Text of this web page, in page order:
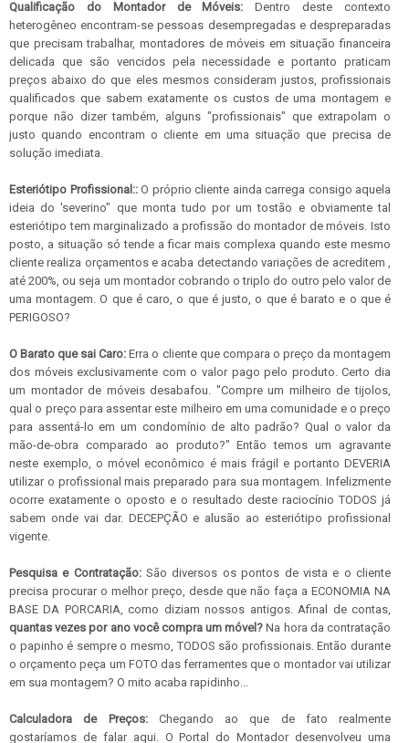
Qualificação do Montador de Móveis: Dentro deste contexto
heterogêneo encontram-se pessoas desempregadas e despreparadas
que precisam trabalhar, montadores de móveis em situação financeira
delicada que são vencidos pela necessidade e portanto praticam
preços abaixo do que eles mesmos consideram justos, profissionais
qualificados que sabem exatamente os custos de uma montagem e
porque não dizer também, alguns "profissionais" que extrapolam o
justo quando encontram o cliente em uma situação que precisa de
solução imediata.
Esteriótipo Profissional::O próprio cliente ainda carrega consigo aquela
ideia do 'severino" que monta tudo por um tostão e obviamente tal
esteriótipo tem marginalizado a profissão do montador de móveis. Isto
posto, a situação só tende a ficar mais complexa quando este mesmo
cliente realiza orçamentos e acaba detectando variações de acreditem ,
até 200%, ou seja um montador cobrando o triplo do outro pelo valor de
uma montagem. O que é caro, o que é justo, o que é barato e o que é
PERIGOSO?
O Barato que sai Caro: Erra o cliente que compara o preço da montagem
dos móveis exclusivamente com o valor pago pelo produto. Certo dia
um montador de móveis desabafou. "Compre um milheiro de tijolos,
qual o preço para assentar este milheiro em uma comunidade e o preço
para assentá-lo em um condomínio de alto padrão? Qual o valor da
mão-de-obra comparado ao produto?" Então temos um agravante
neste exemplo, o móvel econômico é mais frágil e portanto DEVERIA
utilizar o profissional mais preparado para sua montagem. Infelizmente
ocorre exatamente o oposto e o resultado deste raciocínio TODOS já
sabem onde vai dar. DECEPÇÃO e alusão ao esteriótipo profissional
vigente.
Pesquisa e Contratação:São diversos os pontos de vista e o cliente
precisa procurar o melhor preço, desde que não faça a ECONOMIA NA
BASE DA PORCARIA, como diziam nossos antigos. Afinal de contas,
quantas vezes por ano você compra um móvel?Na hora da contratação
o papinho é sempre o mesmo, TODOS são profissionais. Então durante
o orçamento peça um FOTO das ferramentes que o montador vai utilizar
em sua montagem? O mito acaba rapidinho...
Calculadora de Preços:Chegando ao que de fato realmente
gostaríamos de falar aqui. O Portal do Montador desenvolveu uma